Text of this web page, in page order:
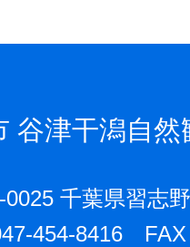
谷津干潟自
0025 千葉県習志
454-8416 FAX